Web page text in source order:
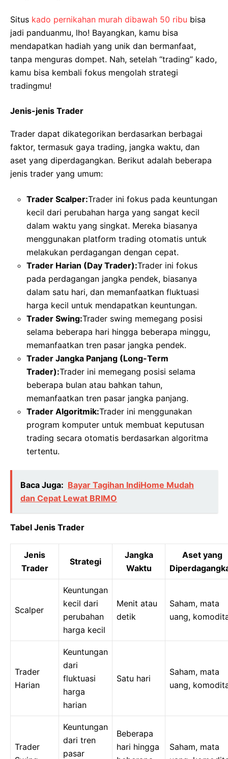
Situs kado pernikahan murah dibawah 50 ribu bisa
jadi panduanmu, lho! Bayangkan, kamu bisa
mendapatkan hadiah yang unik dan bermanfaat,
tanpa menguras dompet. Nah, setelah “trading” kado,
kamu bisa kembali fokus mengolah strategi
tradingmu!
Jenis-jenis Trader
Trader dapat dikategorikan berdasarkan berbagai
faktor, termasuk gaya trading, jangka waktu, dan
aset yang diperdagangkan. Berikut adalah beberapa
jenis trader yang umum:
Trader Scalper:Trader ini fokus pada keuntungan
kecil dari perubahan harga yang sangat kecil
dalam waktu yang singkat. Mereka biasanya
menggunakan platform trading otomatis untuk
melakukan perdagangan dengan cepat.
Trader Harian (Day Trader):Trader ini fokus
pada perdagangan jangka pendek, biasanya
dalam satu hari, dan memanfaatkan fluktuasi
harga kecil untuk mendapatkan keuntungan.
Trader Swing:Trader swing memegang posisi
selama beberapa hari hingga beberapa minggu,
memanfaatkan tren pasar jangka pendek.
Trader Jangka Panjang (Long-Term
Trader):Trader ini memegang posisi selama
beberapa bulan atau bahkan tahun,
memanfaatkan tren pasar jangka panjang.
Trader Algoritmik:Trader ini menggunakan
program komputer untuk membuat keputusan
trading secara otomatis berdasarkan algoritma
tertentu.
Baca Juga: Bayar Tagihan IndiHome Mudah
dan Cepat Lewat BRIMO
Tabel Jenis Trader
Jenis
Trader
Strategi
Jangka
Waktu
Aset yang
Scalper
Keuntungan
kecil dari
perubahan
harga kecil
Menit atau
detik
Saham, mata
uang,
Trader
Harian
Keuntungan
dari
fluktuasi
harga
harian
Satu hari
Saham, mata
uang,
Trader
Keuntungan
dari tren
pasar
Beberapa
hari hingga
Saham, mata